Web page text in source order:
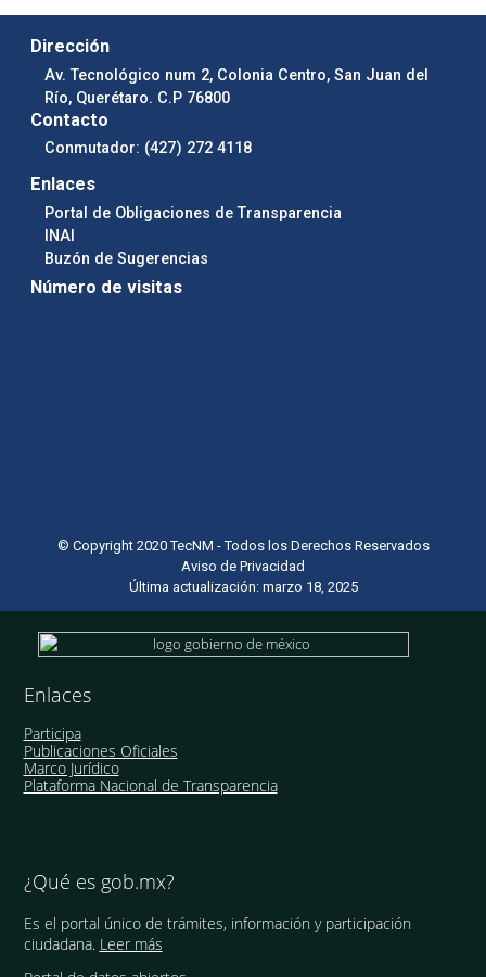
Dirección
Av. Tecnológico num 2, Colonia Centro, San Juan del
Río, Querétaro. C.P 76800
Contacto
Conmutador: (427) 272 4118
Enlaces
Portal de Obligaciones de Transparencia
INAI
Buzón de Sugerencias
Número de visitas
© Copyright 2020 TecNM - Todos los Derechos Reservados
Aviso de Privacidad
Última actualización: marzo 18, 2025
Enlaces
Participa
Publicaciones Oficiales
Marco Jurídico
Plataforma Nacional de Transparencia
¿Qué es gob.mx?
Es el portal único de trámites, información y participación
ciudadana. Leer más